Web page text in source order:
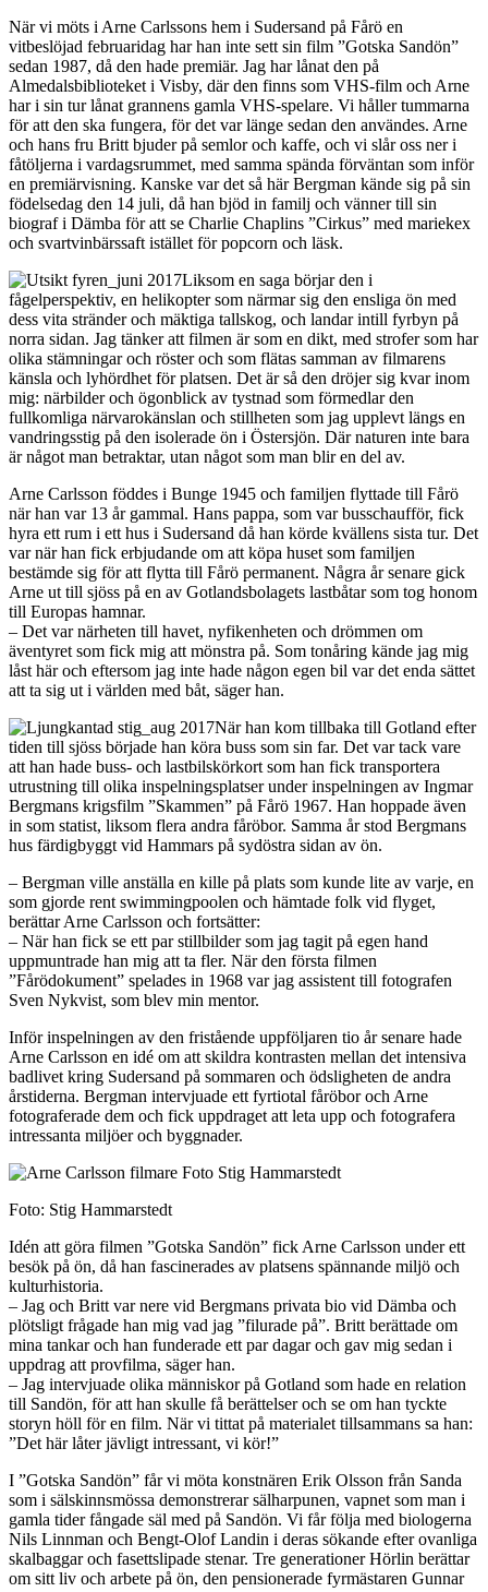
När vi möts i Arne Carlssons hem i Sudersand på Fårö en
vitbeslöjad februaridag har han inte sett sin film ”Gotska Sandön”
sedan 1987, då den hade premiär. Jag har lånat den på
Almedalsbiblioteket i Visby, där den finns som VHS-film och Arne
har i sin tur lånat grannens gamla VHS-spelare. Vi håller tummarna
för att den ska fungera, för det var länge sedan den användes. Arne
och hans fru Britt bjuder på semlor och kaffe, och vi slår oss ner i
fåtöljerna i vardagsrummet, med samma spända förväntan som inför
en premiärvisning. Kanske var det så här Bergman kände sig på sin
födelsedag den 14 juli, då han bjöd in familj och vänner till sin
biograf i Dämba för att se Charlie Chaplins ”Cirkus” med mariekex
och svartvinbärssaft istället för popcorn och läsk.
Liksom en saga börjar den i
fågelperspektiv, en helikopter som närmar sig den ensliga ön med
dess vita stränder och mäktiga tallskog, och landar intill fyrbyn på
norra sidan. Jag tänker att filmen är som en dikt, med strofer som har
olika stämningar och röster och som flätas samman av filmarens
känsla och lyhördhet för platsen. Det är så den dröjer sig kvar inom
mig: närbilder och ögonblick av tystnad som förmedlar den
fullkomliga närvarokänslan och stillheten som jag upplevt längs en
vandringsstig på den isolerade ön i Östersjön. Där naturen inte bara
är något man betraktar, utan något som man blir en del av.
Arne Carlsson föddes i Bunge 1945 och familjen flyttade till Fårö
när han var 13 år gammal. Hans pappa, som var busschaufför, fick
hyra ett rum i ett hus i Sudersand då han körde kvällens sista tur. Det
var när han fick erbjudande om att köpa huset som familjen
bestämde sig för att flytta till Fårö permanent. Några år senare gick
Arne ut till sjöss på en av Gotlandsbolagets lastbåtar som tog honom
till Europas hamnar.
– Det var närheten till havet, nyfikenheten och drömmen om
äventyret som fick mig att mönstra på. Som tonåring kände jag mig
låst här och eftersom jag inte hade någon egen bil var det enda sättet
att ta sig ut i världen med båt, säger han.
När han kom tillbaka till Gotland efter
tiden till sjöss började han köra buss som sin far. Det var tack vare
att han hade buss- och lastbilskörkort som han fick transportera
utrustning till olika inspelningsplatser under inspelningen av Ingmar
Bergmans krigsfilm ”Skammen” på Fårö 1967. Han hoppade även
in som statist, liksom flera andra fåröbor. Samma år stod Bergmans
hus färdigbyggt vid Hammars på sydöstra sidan av ön.
– Bergman ville anställa en kille på plats som kunde lite av varje, en
som gjorde rent swimmingpoolen och hämtade folk vid flyget,
berättar Arne Carlsson och fortsätter:
– När han fick se ett par stillbilder som jag tagit på egen hand
uppmuntrade han mig att ta fler. När den första filmen
”Fårödokument” spelades in 1968 var jag assistent till fotografen
Sven Nykvist, som blev min mentor.
Inför inspelningen av den fristående uppföljaren tio år senare hade
Arne Carlsson en idé om att skildra kontrasten mellan det intensiva
badlivet kring Sudersand på sommaren och ödsligheten de andra
årstiderna. Bergman intervjuade ett fyrtiotal fåröbor och Arne
fotograferade dem och fick uppdraget att leta upp och fotografera
intressanta miljöer och byggnader.
Foto: Stig Hammarstedt
Idén att göra filmen ”Gotska Sandön” fick Arne Carlsson under ett
besök på ön, då han fascinerades av platsens spännande miljö och
kulturhistoria.
– Jag och Britt var nere vid Bergmans privata bio vid Dämba och
plötsligt frågade han mig vad jag ”filurade på”. Britt berättade om
mina tankar och han funderade ett par dagar och gav mig sedan i
uppdrag att provfilma, säger han.
– Jag intervjuade olika människor på Gotland som hade en relation
till Sandön, för att han skulle få berättelser och se om han tyckte
storyn höll för en film. När vi tittat på materialet tillsammans sa han:
”Det här låter jävligt intressant, vi kör!”
I ”Gotska Sandön” får vi möta konstnären Erik Olsson från Sanda
som i sälskinnsmössa demonstrerar sälharpunen, vapnet som man i
gamla tider fångade säl med på Sandön. Vi får följa med biologerna
Nils Linnman och Bengt-Olof Landin i deras sökande efter ovanliga
skalbaggar och fasettslipade stenar. Tre generationer Hörlin berättar
om sitt liv och arbete på ön, den pensionerade fyrmästaren Gunnar